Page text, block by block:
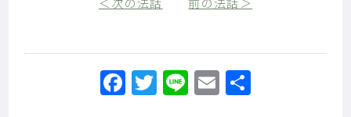
Facebook
Twitter
LineEmail